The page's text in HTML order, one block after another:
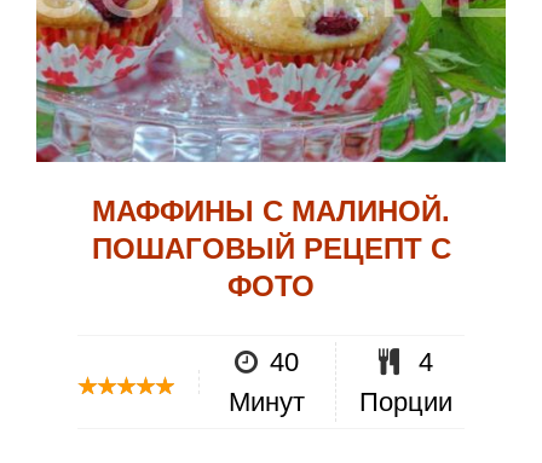
МАФФИНЫ С МАЛИНОЙ.
ПОШАГОВЫЙ РЕЦЕПТ С
ФОТО
40
Минут
4
Порции